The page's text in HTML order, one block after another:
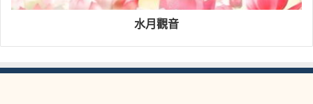
水月觀音